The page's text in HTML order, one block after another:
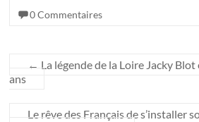
0 Commentaires
← La légende de la Loire Jacky Blot
ans
Le rêve des Français de s’installer